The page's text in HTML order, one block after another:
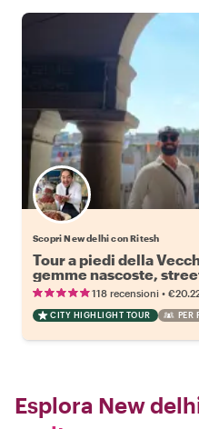
Scopri New delhi con Ritesh
Tour a piedi della
gemme nascoste,
118 recensioni •
CITY HIGHLIGHT TOUR PER
Esplora New